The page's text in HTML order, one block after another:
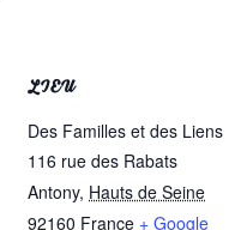
LIEU
Des Familles et des Liens
116 rue des Rabats
Antony, Hauts de Seine
92160 France + Google